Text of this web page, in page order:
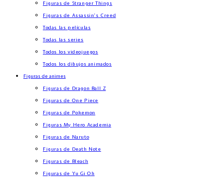
Figuras de Stranger Things
Figuras de Assassin’s Creed
Todas las películas
Todas las series
Todos los videojuegos
Todos los dibujos animados
Figuras de animes
Figuras de Dragon Ball Z
Figuras de One Piece
Figuras de Pokemon
Figuras My Hero Academia
Figuras de Naruto
Figuras de Death Note
Figuras de Bleach
Figuras de Yu Gi Oh